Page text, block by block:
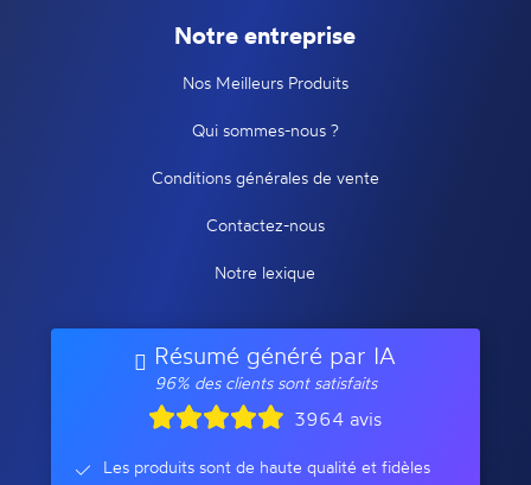
Notre entreprise
Nos Meilleurs Produits
Qui sommes-nous ?
Conditions générales de vente
Contactez-nous
Notre lexique
Résumé généré par IA
96% des clients sont satisfaits
3964 avis
Les produits sont de haute qualité et fidèles